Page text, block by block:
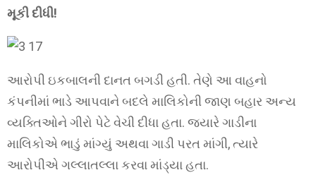
મૂકી દીધી!
આરોપી ઇકબાલની દાનત બગડી હતી. તેણે આ વાહનો
કંપનીમાં ભાડે આપવાને બદલે માલિકોની જાણ બહાર અન્ય
વ્યક્તિઓને ગીરો પેટે વેચી દીધા હતા. જ્યારે ગાડીના
માલિકોએ ભાડું માંગ્યું અથવા ગાડી પરત માંગી, ત્યારે
આરોપીએ ગલ્લાતલ્લા કરવા માંડ્યા હતા.